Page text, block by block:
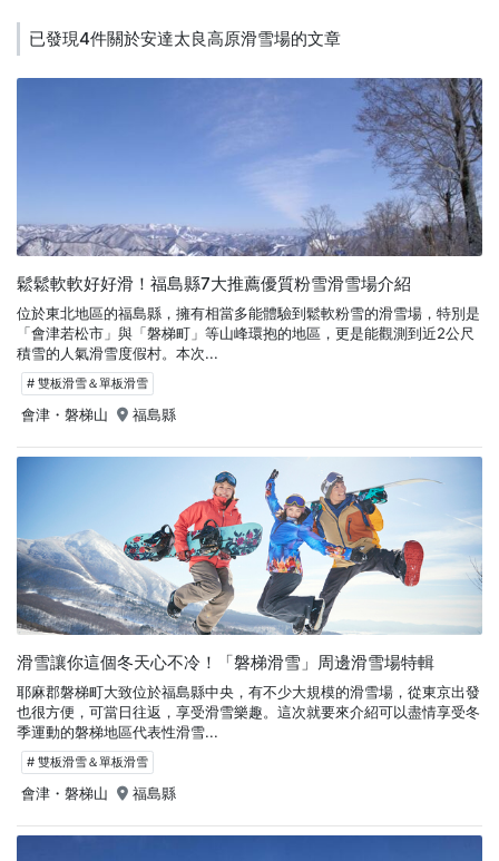
已發現4件關於安達太良高原滑雪場的文章
鬆鬆軟軟好好滑！福島縣7大推薦優質粉雪滑雪場介紹
位於東北地區的福島縣，擁有相當多能體驗到鬆軟粉雪的滑雪場，特別是
「會津若松市」與「磐梯町」等山峰環抱的地區，更是能觀測到近2公尺
積雪的人氣滑雪度假村。本次...
# 雙板滑雪＆單板滑雪
會津・磐梯山 福島縣
滑雪讓你這個冬天心不冷！「磐梯滑雪」周邊滑雪場特輯
耶麻郡磐梯町大致位於福島縣中央，有不少大規模的滑雪場，從東京出發
也很方便，可當日往返，享受滑雪樂趣。這次就要來介紹可以盡情享受冬
季運動的磐梯地區代表性滑雪...
# 雙板滑雪＆單板滑雪
會津・磐梯山 福島縣